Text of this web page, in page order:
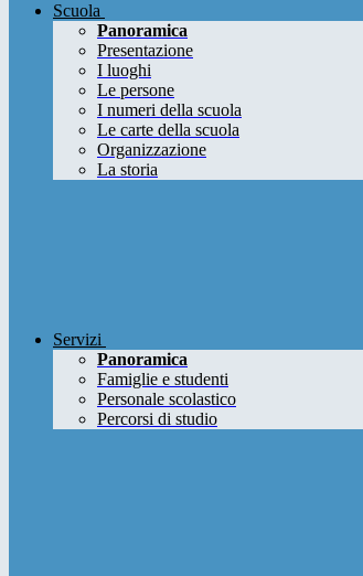
Scuola
Panoramica
Presentazione
I luoghi
Le persone
I numeri della scuola
Le carte della scuola
Organizzazione
La storia
Servizi
Panoramica
Famiglie e studenti
Personale scolastico
Percorsi di studio